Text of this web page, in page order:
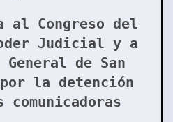
al Congreso del
Judicial y a
de San
la detención
comunicadoras